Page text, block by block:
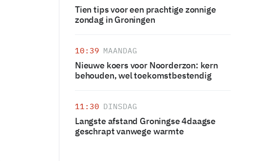
Tien tips voor een prachtige zonnige
zondag in Groningen
10:39 MAANDAG
Nieuwe koers voor Noorderzon: kern
behouden, wel toekomstbestendig
11:30 DINSDAG
Langste afstand Groningse 4daagse
geschrapt vanwege warmte